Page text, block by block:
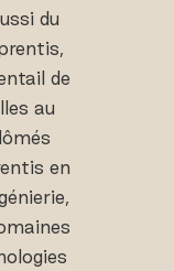
du
de
au
en